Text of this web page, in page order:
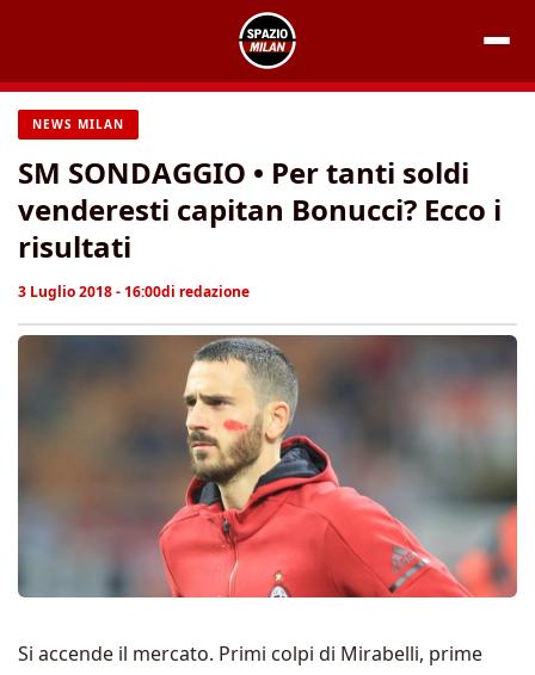
contenuto
NEWS MILAN
SM SONDAGGIO • Per tanti soldi
venderesti capitan Bonucci? Ecco i
risultati
3 Luglio 2018 - 16:00di redazione
Si accende il mercato. Primi colpi di Mirabelli, prime